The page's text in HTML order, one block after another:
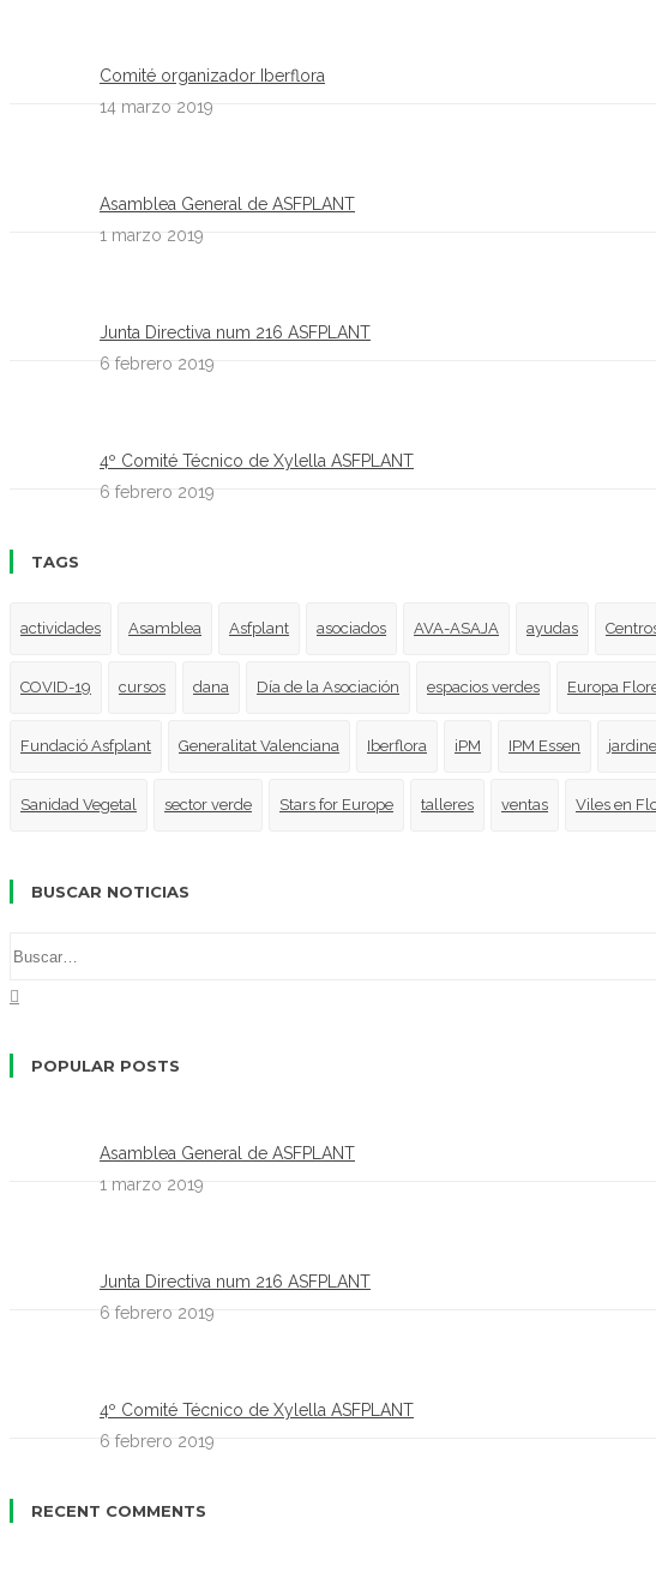
Comité organizador Iberflora
14 marzo 2019
Asamblea General de ASFPLANT
1 marzo 2019
Junta Directiva num 216 ASFPLANT
6 febrero 2019
4º Comité Técnico de Xylella ASFPLANT
6 febrero 2019
TAGS
actividades Asamblea Asfplant asociados AVA-ASAJA ayudas
COVID-19 cursos dana Día de la Asociación espacios verdes Europa
Fundació Asfplant Generalitat Valenciana Iberflora iPM IPM Essen
Sanidad Vegetal sector verde Stars for Europe talleres ventas Viles en
BUSCAR NOTICIAS
POPULAR POSTS
Asamblea General de ASFPLANT
1 marzo 2019
Junta Directiva num 216 ASFPLANT
6 febrero 2019
4º Comité Técnico de Xylella ASFPLANT
6 febrero 2019
RECENT COMMENTS